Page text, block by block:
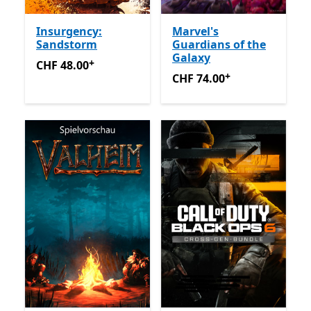
Insurgency:
Sandstorm
CHF 48.00Enthält In-App-Käufe
CHF 48.00+
Marvel's
Guardians of the
Galaxy
CHF 74.00Enthält In-App-
CHF 74.00+